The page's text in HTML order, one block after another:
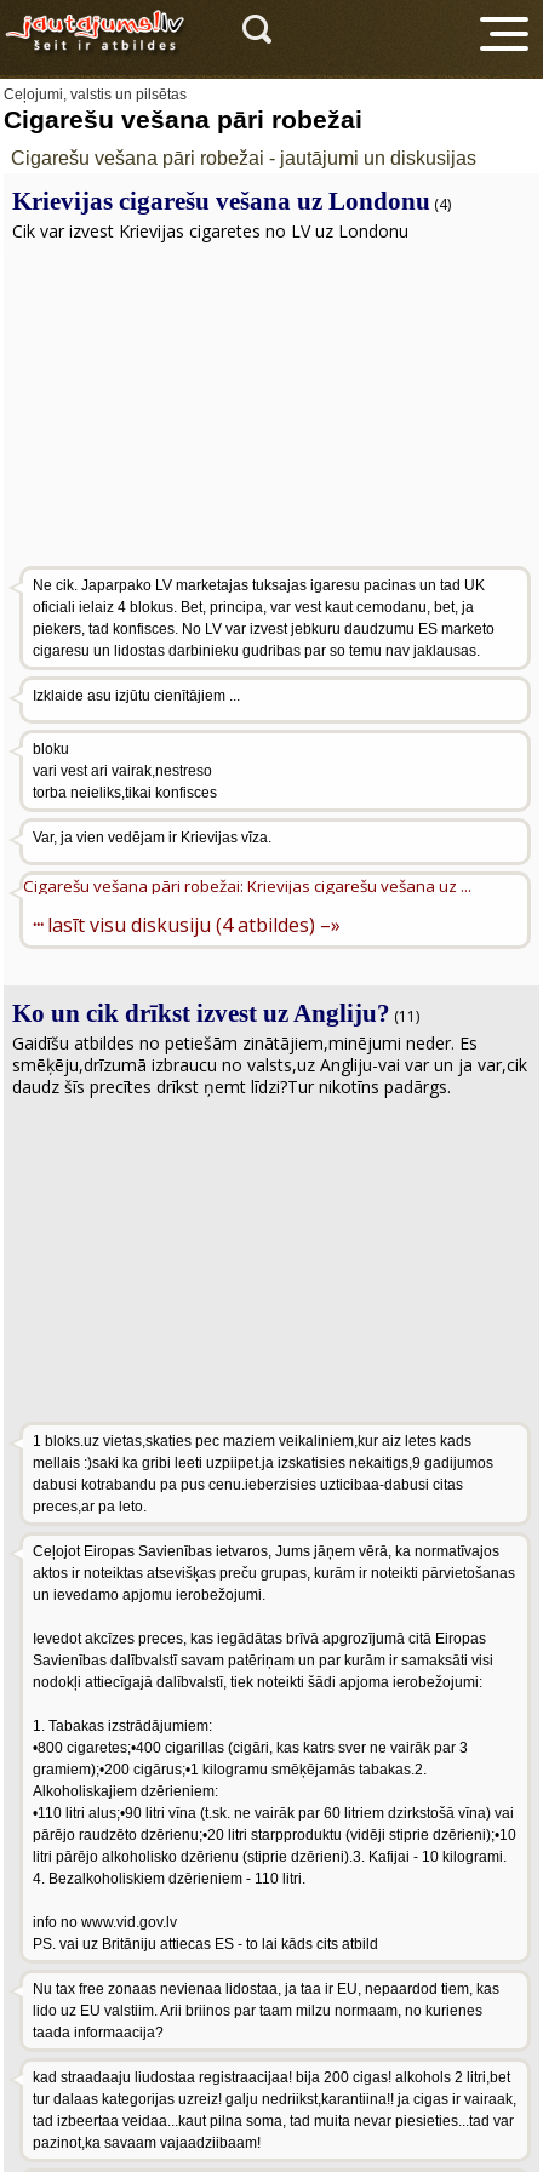
Ceļojumi, valstis un pilsētas
Cigarešu vešana pāri robežai
Cigarešu vešana pāri robežai - jautājumi un diskusijas
Krievijas cigarešu vešana uz Londonu (4)
Cik var izvest Krievijas cigaretes no LV uz Londonu
Ne cik. Japarpako LV marketajas tuksajas igaresu pacinas un tad UK
oficiali ielaiz 4 blokus. Bet, principa, var vest kaut cemodanu, bet, ja
piekers, tad konfisces. No LV var izvest jebkuru daudzumu ES marketo
cigaresu un lidostas darbinieku gudribas par so temu nav jaklausas.
Izklaide asu izjūtu cienītājiem ...
bloku
vari vest ari vairak,nestreso
torba neieliks,tikai konfisces
Var, ja vien vedējam ir Krievijas vīza.
···
Cigarešu vešana pāri robežai: Krievijas cigarešu vešana uz ...
lasīt visu diskusiju (4 atbildes) –»
Ko un cik drīkst izvest uz Angliju? (11)
Gaidīšu atbildes no petiešām zinātājiem,minējumi neder. Es
smēķēju,drīzumā izbraucu no valsts,uz Angliju-vai var un ja var,cik
daudz šīs precītes drīkst ņemt līdzi?Tur nikotīns padārgs.
1 bloks.uz vietas,skaties pec maziem veikaliniem,kur aiz letes kads
mellais :)saki ka gribi leeti uzpiipet.ja izskatisies nekaitigs,9 gadijumos
dabusi kotrabandu pa pus cenu.ieberzisies uzticibaa-dabusi citas
preces,ar pa leto.
Ceļojot Eiropas Savienības ietvaros, Jums jāņem vērā, ka normatīvajos
aktos ir noteiktas atsevišķas preču grupas, kurām ir noteikti pārvietošanas
un ievedamo apjomu ierobežojumi.
Ievedot akcīzes preces, kas iegādātas brīvā apgrozījumā citā Eiropas
Savienības dalībvalstī savam patēriņam un par kurām ir samaksāti visi
nodokļi attiecīgajā dalībvalstī, tiek noteikti šādi apjoma ierobežojumi:
1. Tabakas izstrādājumiem:
•800 cigaretes;•400 cigarillas (cigāri, kas katrs sver ne vairāk par 3
gramiem);•200 cigārus;•1 kilogramu smēķējamās tabakas.2.
Alkoholiskajiem dzērieniem:
•110 litri alus;•90 litri vīna (t.sk. ne vairāk par 60 litriem dzirkstošā vīna) vai
pārējo raudzēto dzērienu;•20 litri starpproduktu (vidēji stiprie dzērieni);•10
litri pārējo alkoholisko dzērienu (stiprie dzērieni).3. Kafijai - 10 kilogrami.
4. Bezalkoholiskiem dzērieniem - 110 litri.
info no www.vid.gov.lv
PS. vai uz Britāniju attiecas ES - to lai kāds cits atbild
Nu tax free zonaas nevienaa lidostaa, ja taa ir EU, nepaardod tiem, kas
lido uz EU valstiim. Arii briinos par taam milzu normaam, no kurienes
taada informaacija?
kad straadaaju liudostaa registraacijaa! bija 200 cigas! alkohols 2 litri,bet
tur dalaas kategorijas uzreiz! galju nedriikst,karantiina!! ja cigas ir vairaak,
tad izbeertaa veidaa...kaut pilna soma, tad muita nevar piesieties...tad var
pazinot,ka savaam vajaadziibaam!